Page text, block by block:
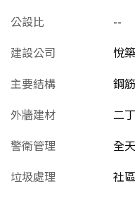
公設比
--
建設公司
悅
主要結構
鋼
外牆建材
二
警衛管理
全
垃圾處理
社